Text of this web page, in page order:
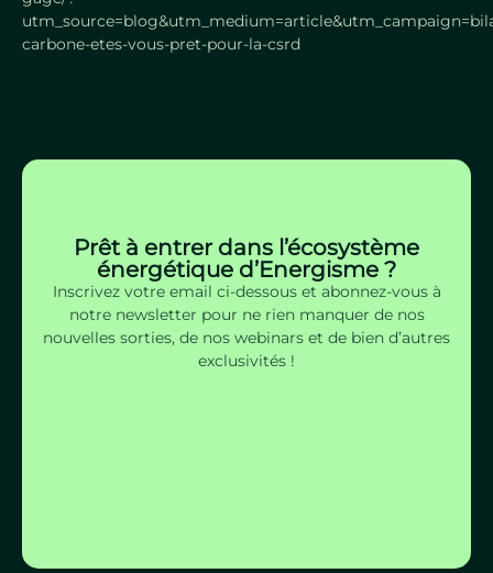
carbone-etes-vous-pret-pour-la-csrd
Prêt à entrer dans l’écosystème
énergétique d’Energisme ?
Inscrivez votre email ci-dessous et abonnez-vous à
notre newsletter pour ne rien manquer de nos
nouvelles sorties, de nos webinars et de bien d’autres
exclusivités !